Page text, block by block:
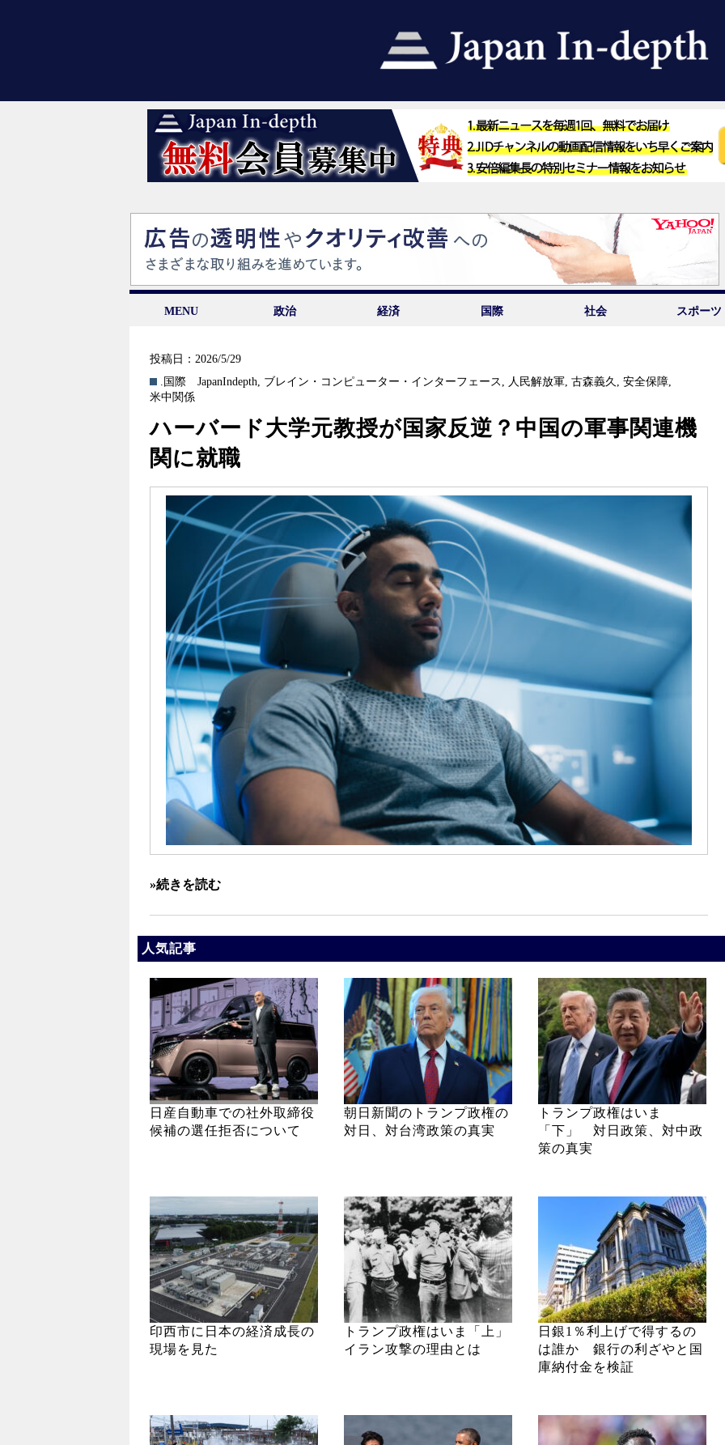
MENU 政治 経済 国際 社会 スポーツ
投稿日：2026/5/29
.国際
JapanIndepth, ブレイン・コンピューター・インターフェース , 人民解放軍,古森義久 ,安全保障,
米中関係
ハーバード大学元教授が国家反逆？中国の軍事関連機
関に就職
»続きを読む
人気記事
日産自動車での社外取締役
候補の選任拒否について
朝日新聞のトランプ政権の
対日、対台湾政策の真実
トランプ政権はいま
「下」 対日政策、対中政
策の真実
印西市に日本の経済成長の
現場を見た
トランプ政権はいま「上」
イラン攻撃の理由とは
日銀1％利上げで得するの
は誰か 銀行の利ざやと国
庫納付金を検証